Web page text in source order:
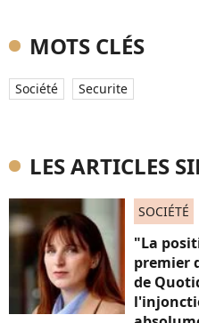
MOTS CLÉS
Société Securite
LES ARTICLES
SOCIÉTÉ
"La
premier
de